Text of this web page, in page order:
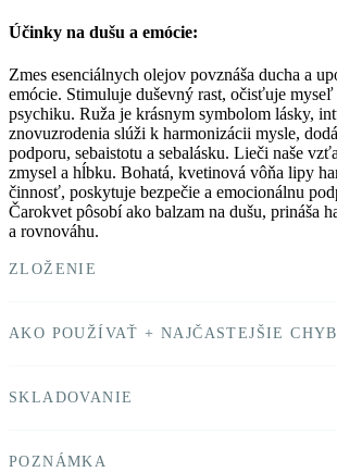
Účinky na dušu a emócie:
Zmes esenciálnych olejov povznáša ducha a
emócie. Stimuluje duševný rast, očisťuje
psychiku. Ruža je krásnym symbolom lásky,
znovuzrodenia slúži k harmonizácii mysle,
podporu, sebaistotu a sebalásku. Lieči naše
zmysel a hĺbku. Bohatá, kvetinová vôňa lipy
činnosť, poskytuje bezpečie a emocionálnu
Čarokvetpôsobí ako balzam na dušu, prináša
a rovnováhu.
ZLOŽENIE
AKO POUŽÍVAŤ + NAJČASTEJŠIE
SKLADOVANIE
POZNÁMKA